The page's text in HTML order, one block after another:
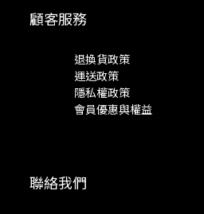
顧客服務
退換貨政策
運送政策
隱私權政策
會員優惠與權益
聯絡我們